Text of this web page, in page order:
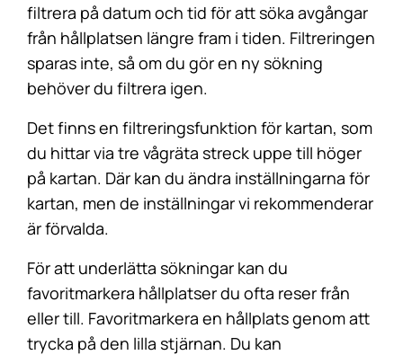
filtrera på datum och tid för att söka avgångar
från hållplatsen längre fram i tiden. Filtreringen
sparas inte, så om du gör en ny sökning
behöver du filtrera igen.
Det finns en filtreringsfunktion för kartan, som
du hittar via tre vågräta streck uppe till höger
på kartan. Där kan du ändra inställningarna för
kartan, men de inställningar vi rekommenderar
är förvalda.
För att underlätta sökningar kan du
favoritmarkera hållplatser du ofta reser från
eller till. Favoritmarkera en hållplats genom att
trycka på den lilla stjärnan. Du kan